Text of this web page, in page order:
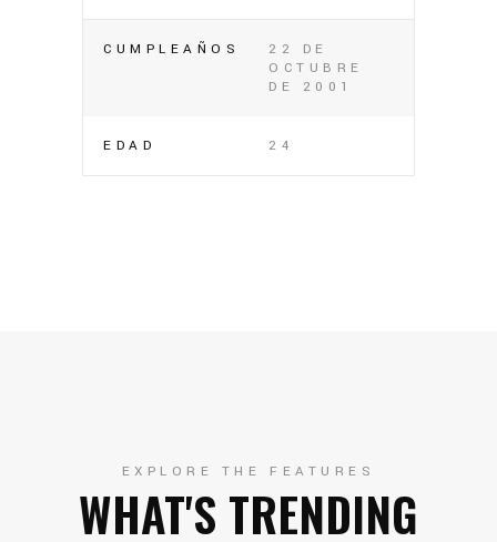
CUMPLEAÑOS
22 DE
OCTUBRE
DE 2001
EDAD 24
EXPLORE THE FEATURES
WHAT'S TRENDING